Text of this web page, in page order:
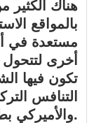
هناك الكثير
بالمواقع
مستعدة في
أخرى
تكون فيها
التنافس
والأميركي بطبيعة الحال على المنطقة.